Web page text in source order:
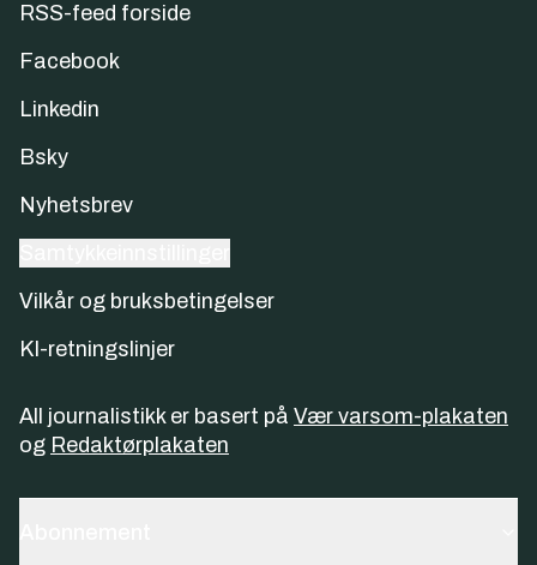
RSS-feed forside
Facebook
Linkedin
Bsky
Nyhetsbrev
Vilkår og bruksbetingelser
KI-retningslinjer
All journalistikk er basert på Vær varsom-plakaten
og Redaktørplakaten